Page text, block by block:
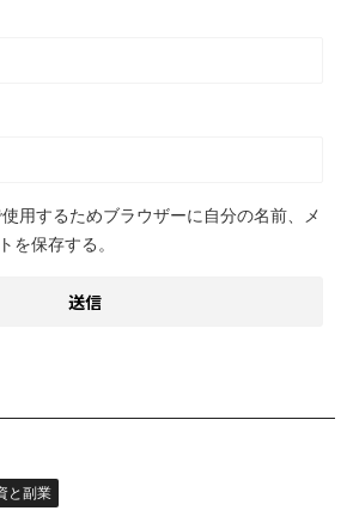
用するためブラウザーに自分の名前、メ
を保存する。
と副業